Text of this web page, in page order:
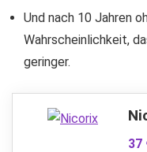
Und nach 10 Jahren
Wahrscheinlichkeit,
geringer.
37